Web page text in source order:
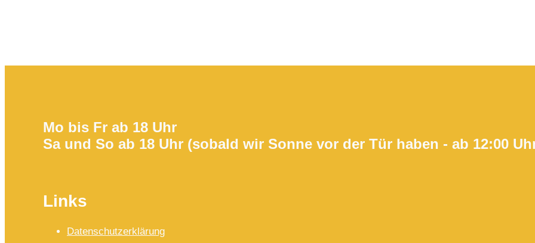
Mo bis Fr ab 18 Uhr
Sa und So ab 18 Uhr (sobald wir Sonne vor der Tür haben - ab 12:00
Links
Datenschutzerklärung